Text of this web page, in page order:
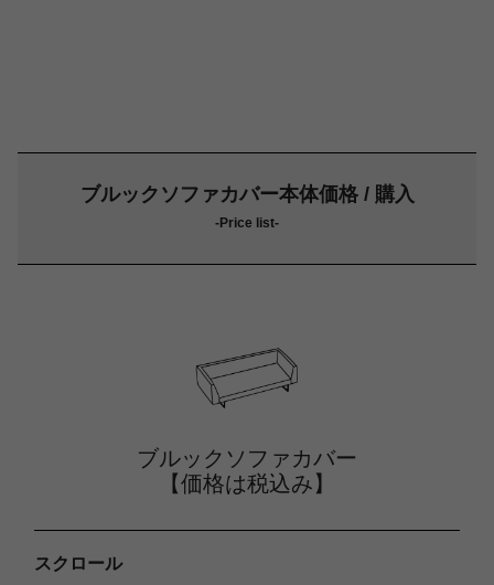
ブルックソファカバー本体価格 / 購入
-Price list-
ブルックソファカバー
【価格は税込み】
スクロール